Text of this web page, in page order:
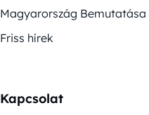
Magyarország Bemutatása
Friss hírek
Kapcsolat